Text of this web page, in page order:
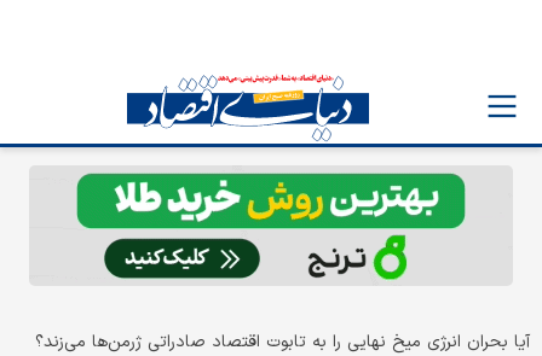
آیا بحران انرژی میخ نهایی را به تابوت اقتصاد صادراتی ژرمن‌ها می‌زند؟